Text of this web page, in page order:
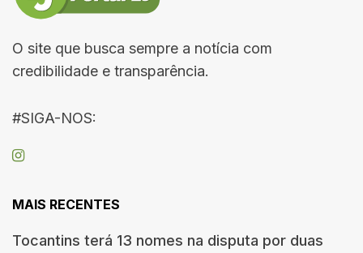
O site que busca sempre a notícia com
credibilidade e transparência.
#SIGA-NOS:
MAIS RECENTES
Tocantins terá 13 nomes na disputa por duas